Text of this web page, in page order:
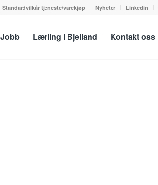
Standardvilkår tjeneste/varekjøp Nyheter Linkedin
Jobb Lærling i Bjelland Kontakt oss